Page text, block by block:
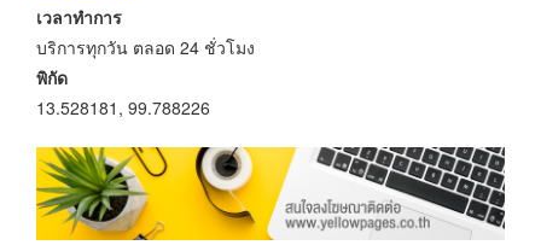
เวลาทำการ
บริการทุกวัน ตลอด 24 ชั่วโมง
พิกัด
13.528181, 99.788226